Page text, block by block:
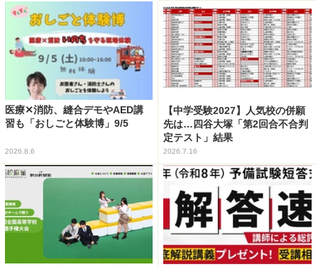
医療✕消防、縫合デモやAED講
習も「おしごと体験博」9/5
2026.8.6
【中学受験2027】人気校の併願
先は…四谷大塚「第2回合不合判
定テスト」結果
2026.7.16